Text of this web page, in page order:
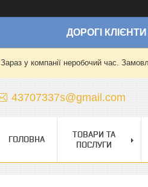
ДОРОГІ
Зараз у компанії неробочий час.
43707337s@gmail.com
ГОЛОВНА
ТОВАРИ ТА
ПОСЛУГИ